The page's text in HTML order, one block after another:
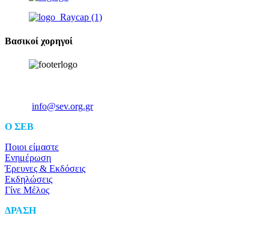
Βασικοί χορηγοί
info@sev.org.gr
O ΣΕΒ
Ποιοι είμαστε
Ενημέρωση
Έρευνες & Εκδόσεις
Εκδηλώσεις
Γίνε Μέλος
ΔΡΑΣΗ